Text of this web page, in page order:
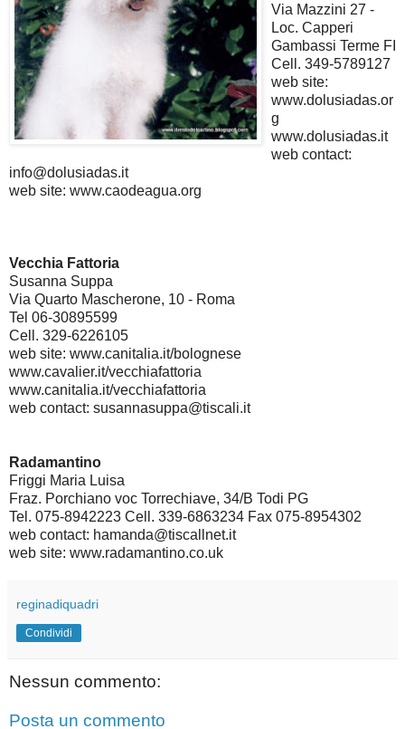
Via Mazzini 27 -
Loc. Capperi
Gambassi Terme FI
Cell. 349-5789127
web site:
www.dolusiadas.or
g
www.dolusiadas.it
web contact:
info@dolusiadas.it
web site: www.caodeagua.org
Vecchia Fattoria
Susanna Suppa
Via Quarto Mascherone, 10 - Roma
Tel 06-30895599
Cell. 329-6226105
web site: www.canitalia.it/bolognese
www.cavalier.it/vecchiafattoria
www.canitalia.it/vecchiafattoria
web contact: susannasuppa@tiscali.it
Radamantino
Friggi Maria Luisa
Fraz. Porchiano voc Torrechiave, 34/B Todi PG
Tel. 075-8942223 Cell. 339-6863234 Fax 075-8954302
web contact: hamanda@tiscallnet.it
web site: www.radamantino.co.uk
reginadiquadri
Condividi
Nessun commento:
Posta un commento